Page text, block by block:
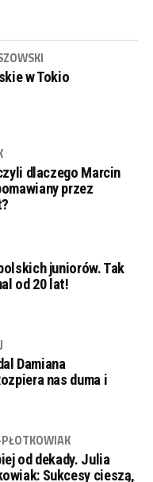
w Tokio
dlaczego Marcin
przez
juniorów. Tak
od 20 lat!
Damiana
nas duma i
od dekady. Julia
Sukcesy cieszą,